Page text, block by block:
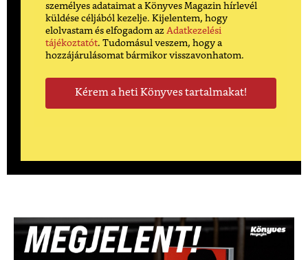
személyes adataimat a Könyves Magazin hírlevél
küldése céljából kezelje. Kijelentem, hogy
elolvastam és elfogadom az Adatkezelési
tájékoztatót. Tudomásul veszem, hogy a
hozzájárulásomat bármikor visszavonhatom.